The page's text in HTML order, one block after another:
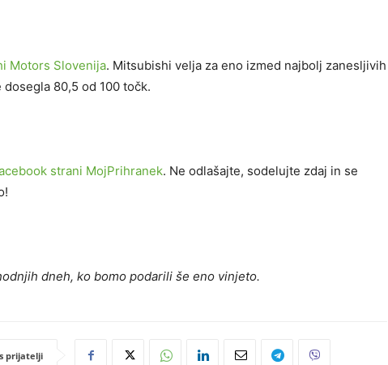
Motors Slovenija. Mitsubishi velja za eno izmed najbolj zanesljivih
80,5 od 100 točk.
strani MojPrihranek. Ne odlašajte, sodelujte zdaj in se
dneh, ko bomo podarili še eno vinjeto.
prijatelji